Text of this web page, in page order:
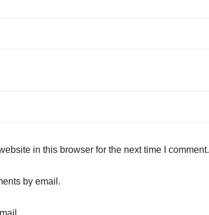
in this browser for the next time I comment.
by email.